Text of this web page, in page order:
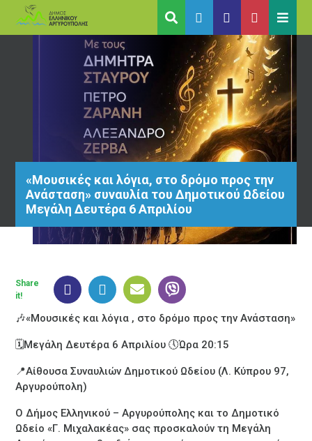
«Μουσικές και λόγια, στο δρόμο προς την
Ανάσταση» συναυλία του Δημοτικού Ωδείου
Μεγάλη Δευτέρα 6 Απριλίου
🎶«Μουσικές και λόγια , στο δρόμο προς την Ανάσταση»
🗓️Μεγάλη Δευτέρα 6 Απριλίου 🕔Ώρα 20:15
📍Αίθουσα Συναυλιών Δημοτικού Ωδείου (Λ. Κύπρου 97,
Αργυρούπολη)
Ο Δήμος Ελληνικού – Αργυρούπολης και το Δημοτικό
Ωδείο «Γ. Μιχαλακέας» σας προσκαλούν τη Μεγάλη
Share
it!